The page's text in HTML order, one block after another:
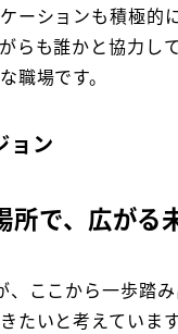
ーションも積極的
らも誰かと協力し
職場です。
ョン
所で、広がる
、ここから一歩踏
たいと考えています